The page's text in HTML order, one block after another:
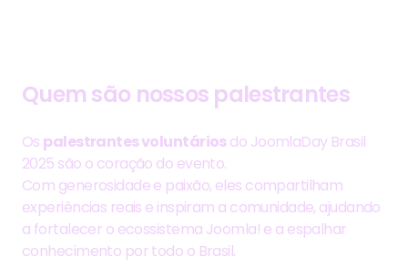
Quem são nossos palestrantes
Os palestrantes voluntáriosdo JoomlaDay Brasil
2025 são o coração do evento.
Com generosidade e paixão, eles compartilham
experiências reais e inspiram a comunidade, ajudando
a fortalecer o ecossistema Joomla! e a espalhar
conhecimento por todo o Brasil.